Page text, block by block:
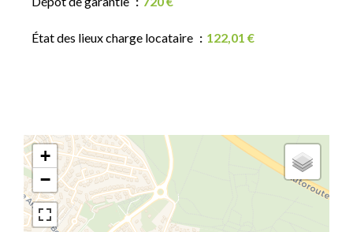
État des lieux charge locataire 122,01 €
+
−